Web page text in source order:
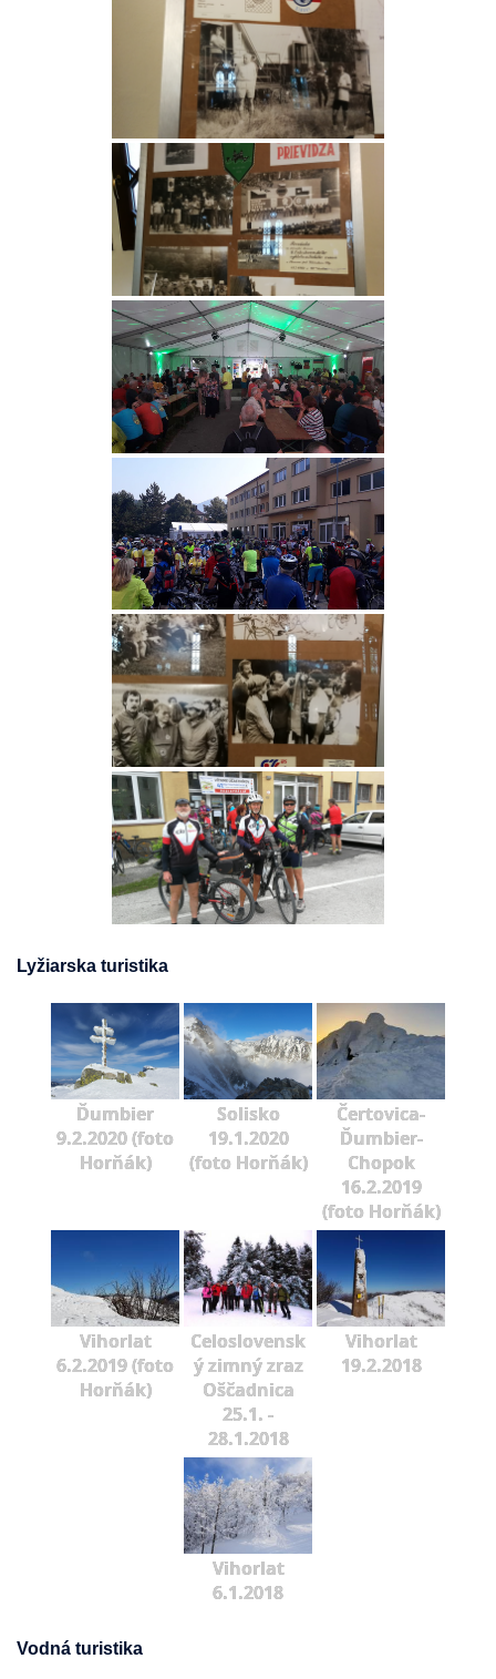
Lyžiarska turistika
Ďumbier
9.2.2020 (foto
Horňák)
Solisko
19.1.2020
(foto Horňák)
Čertovica-
Ďumbier-
Chopok
16.2.2019
(foto Horňák)
Vihorlat
6.2.2019 (foto
Horňák)
Celoslovensk
ý zimný zraz
Oščadnica
25.1. -
28.1.2018
Vihorlat
19.2.2018
Vihorlat
6.1.2018
Vodná turistika